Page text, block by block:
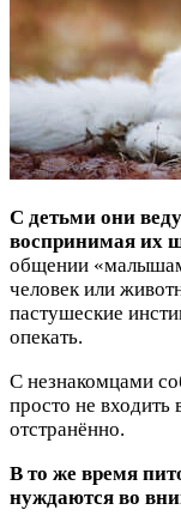
С детьми они
воспринимая их
общении
человек или
пастушеские
опекать.
С незнакомцами
просто не входить
отстранённо.
В то же время
нуждаются во